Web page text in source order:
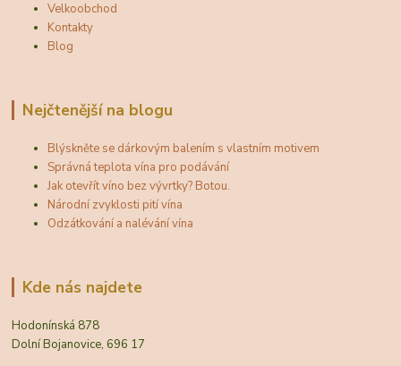
Velkoobchod
Kontakty
Blog
Nejčtenější na blogu
Blýskněte se dárkovým balením s vlastním motivem
Správná teplota vína pro podávání
Jak otevřít víno bez vývrtky? Botou.
Národní zvyklosti pití vína
Odzátkování a nalévání vína
Kde nás najdete
Hodonínská 878
Dolní Bojanovice, 696 17